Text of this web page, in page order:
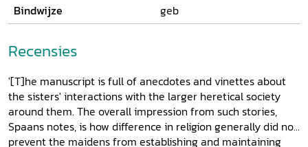
vrouwen hun leven wijdden, maar ook de geleefde praktijk
van alledag. In de aanbiedingsfolder aangekondigd onder
de titel: De kloppenvergadering ‘In den Hoek’.
Bindwijze
geb
Recensies
'[T]he manuscript is full of anecdotes and vinettes about
the sisters' interactions with the larger heretical society
around them. The overall impression from such stories,
Spaans notes, is how difference in religion generally did not
prevent the maidens from establishing and maintaining